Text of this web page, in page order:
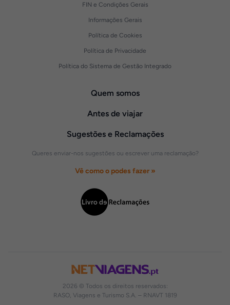
2026 © Todos os direitos reservados:
RASO, Viagens e Turismo S.A. – RNAVT 1819
FIN e Condições Gerais
Informações Gerais
Política de Cookies
Política de Privacidade
Política do Sistema de Gestão Integrado
Quem somos
Antes de viajar
Sugestões e Reclamações
Queres enviar-nos sugestões ou escrever uma reclamação?
Vê como o podes fazer »